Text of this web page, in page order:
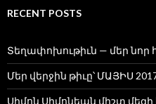
RECENT POSTS
Տեղափոխութիւն — մեր նոր
Մեր վերջին թիւը՝ ՄԱՅԻՍ
Սիմոն Սիմոնեան միշտ